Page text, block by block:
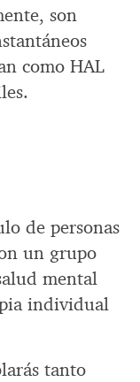
son
como HAL
de personas
un grupo
mental
individual
tanto